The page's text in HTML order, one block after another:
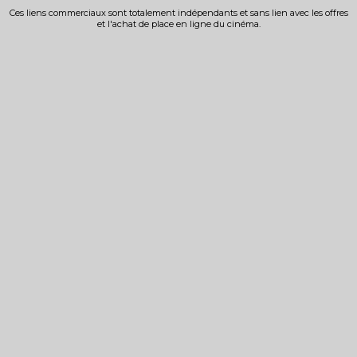
Ces liens commerciaux sont totalement indépendants et sans lien avec les offres
et l'achat de place en ligne du cinéma.